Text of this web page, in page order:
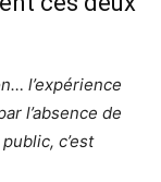
l’expérience
l’absence de
c’est